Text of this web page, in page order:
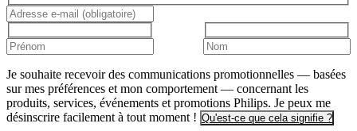
Je souhaite recevoir des communications promotionnelles — basées
sur mes préférences et mon comportement — concernant les
produits, services, événements et promotions Philips. Je peux me
désinscrire facilement à tout moment ! Qu'est-ce que cela signifie ?